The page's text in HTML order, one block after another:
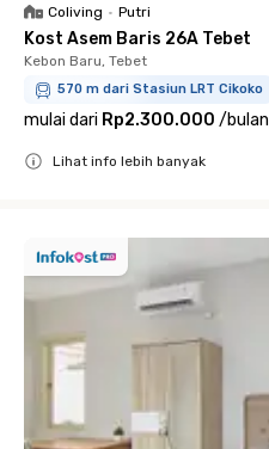
Coliving • Putri
Kost Asem Baris 26A Tebet
Kebon Baru, Tebet
570 m dari Stasiun LRT Cikoko
mulai dari Rp2.300.000 /bulan
Lihat info lebih banyak